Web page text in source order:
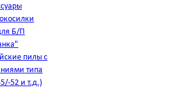
Б/П
пилы с
типа
52 и т.д.)